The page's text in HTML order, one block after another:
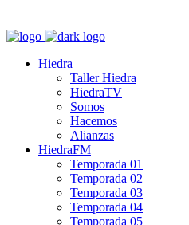
Hiedra
Taller Hiedra
HiedraTV
Somos
Hacemos
Alianzas
HiedraFM
Temporada 01
Temporada 02
Temporada 03
Temporada 04
Temporada 05